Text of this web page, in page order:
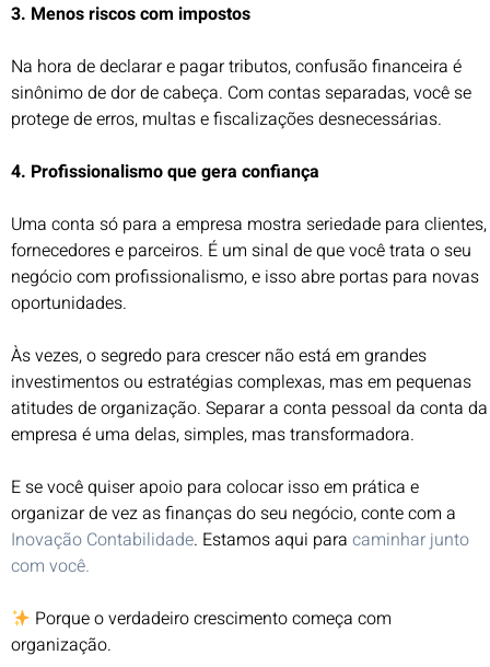
3. Menos riscos com impostos
Na hora de declarar e pagar tributos, confusão financeira é
sinônimo de dor de cabeça. Com contas separadas, você se
protege de erros, multas e fiscalizações desnecessárias.
4. Profissionalismo que gera confiança
Uma conta só para a empresa mostra seriedade para clientes,
fornecedores e parceiros. É um sinal de que você trata o seu
negócio com profissionalismo, e isso abre portas para novas
oportunidades.
Às vezes, o segredo para crescer não está em grandes
investimentos ou estratégias complexas, mas em pequenas
atitudes de organização. Separar a conta pessoal da conta da
empresa é uma delas, simples, mas transformadora.
E se você quiser apoio para colocar isso em prática e
organizar de vez as finanças do seu negócio, conte com a
Inovação Contabilidade. Estamos aqui para caminhar junto
com você.
Porque o verdadeiro crescimento começa com
organização.